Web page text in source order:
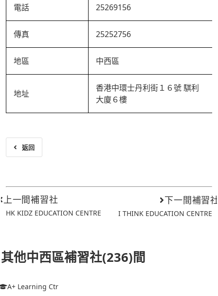
電話 25269156
傳真 25252756
地區 中西區
地址
香港中環士丹利街１６號 騏利
大廈６樓
返回
上一間補習社
HK KIDZ EDUCATION CENTRE
下一間補習
I THINK EDUCATION CENTRE
其他中西區補習社(236)間
A+ Learning Ctr